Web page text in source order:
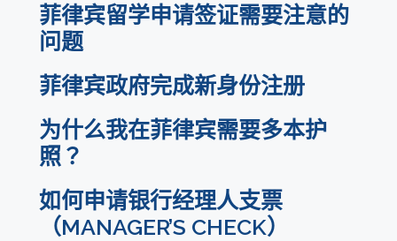
菲律宾留学申请签证需要注意的
问题
菲律宾政府完成新身份注册
为什么我在菲律宾需要多本护
照？
如何申请银行经理人支票
（MANAGER’S CHECK）